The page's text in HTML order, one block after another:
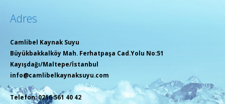
Adres
Camlibel Kaynak Suyu
Büyükbakkalköy Mah. Ferhatpaşa Cad.Yolu No:51
Kayışdağı/Maltepe/İstanbul
info@camlibelkaynaksuyu.com
Telefon: 0216 561 40 42